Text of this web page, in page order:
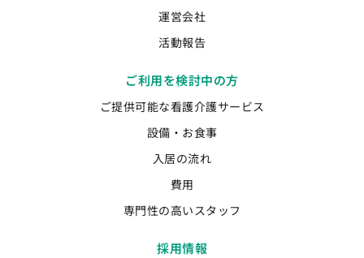
運営会社
活動報告
ご利用を検討中の方
ご提供可能な看護介護サービス
設備・お食事
入居の流れ
費用
専門性の高いスタッフ
採用情報